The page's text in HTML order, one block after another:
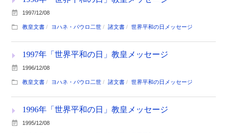
1997/12/08
教皇文書 ヨハネ・パウロ二世 諸文書 世界平和の日メッセージ
1997年「世界平和の日」教皇メッセージ
1996/12/08
教皇文書 ヨハネ・パウロ二世 諸文書 世界平和の日メッセージ
1996年「世界平和の日」教皇メッセージ
1995/12/08